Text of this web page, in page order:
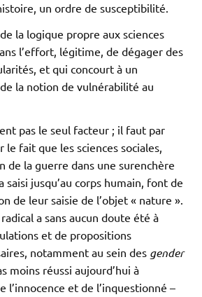
un ordre de susceptibilité.
la logique propre aux sciences
l’effort, légitime, de dégager des
et qui concourt à un
la notion de vulnérabilité au
pas le seul facteur ; il faut par
le fait que les sciences sociales,
de la guerre dans une surenchère
jusqu’au corps humain, font de
de leur saisie de l’objet « nature ».
a sans aucun doute été à
et de propositions
notamment au sein des gender
moins réussi aujourd’hui à
l’innocence et de l’inquestionné –